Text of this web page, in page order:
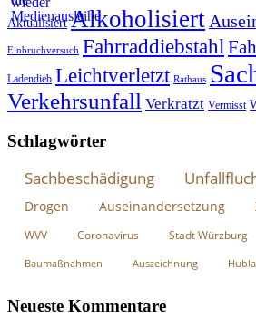
Aktualisiert Alkoholisiert
Einbruchversuch Fahrraddiebstahl
Ladendieb Leichtverletzt Rathaus
Verkehrsunfall Verkratzt Vermisst
Schlagwörter
Sachbeschädigung
Drogen
Auseinandersetzung
WVV
Coronavirus Stadt Würzburg
Baumaßnahmen Auszeichnung
Neueste Kommentare